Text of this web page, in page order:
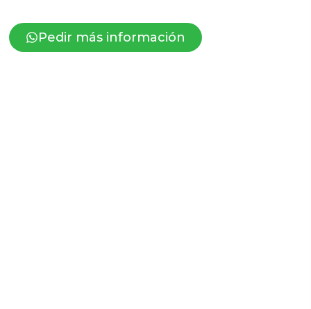
Pedir más información